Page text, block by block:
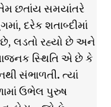
છતાંય સમયાંતરે
દરેક શતાબ્દીમાં
લડતો રહ્યો છે અને
સ્થિતિ એ છે કે
સંભાળતી. ત્યાં
ઉભેલ પુરુષ